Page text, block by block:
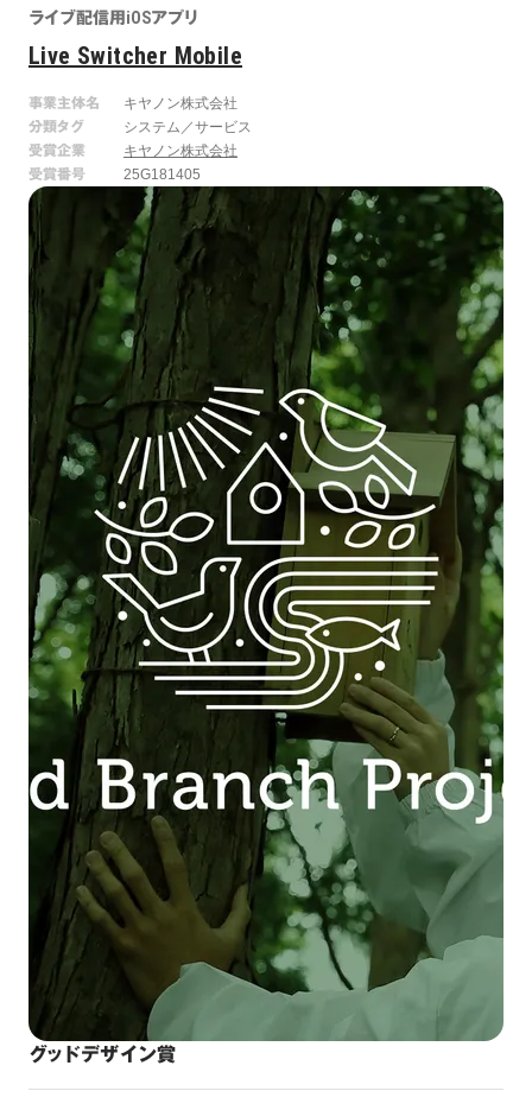
ライブ配信用iOSアプリ
Live Switcher Mobile
事業主体名
キヤノン株式会社
分類タグ
システム／サービス
受賞企業
キヤノン株式会社
受賞番号
25G181405
グッドデザイン賞